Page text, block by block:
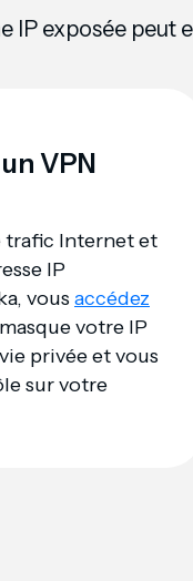
IP exposée peut
VPN
trafic Internet et
IP
vous accédez
votre IP
privée et vous
sur votre